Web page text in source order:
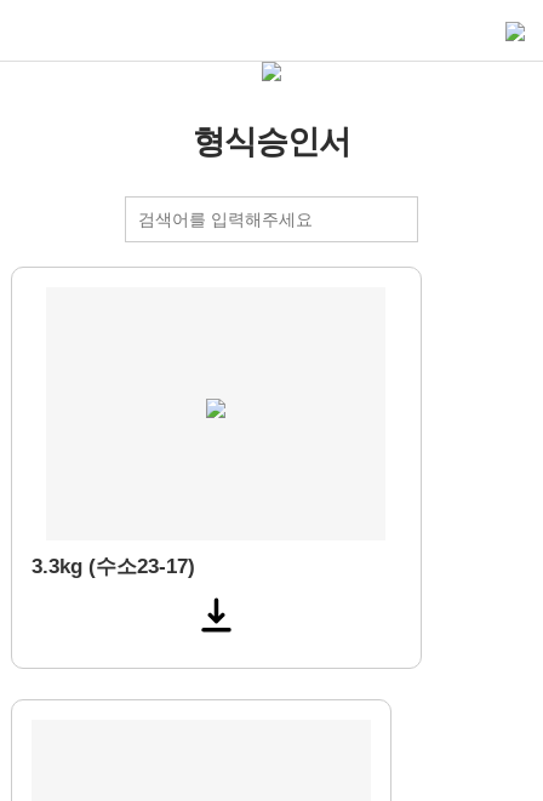
형식승인서
3.3kg (수소23-17)